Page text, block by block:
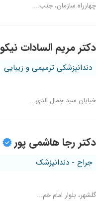
چهارراه سازمان، جنب...
دکتر مریم السادات نیکو
دندانپزشکی ترمیمی و زیبایی
خیابان سید جمال الدی...
دکتر رجا هاشمی پور
جراح - دندانپزشک
گلشهر، بلوار امام خم...